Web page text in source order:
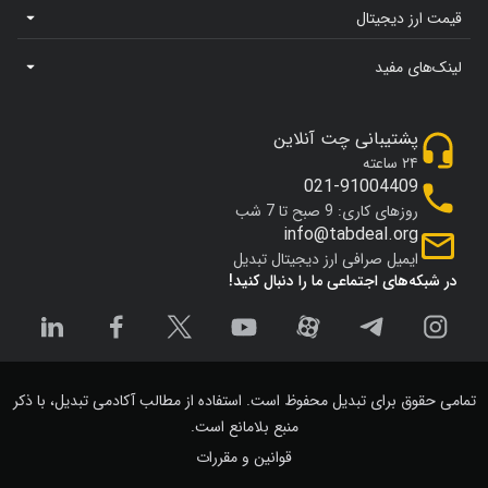
قیمت ارز دیجیتال
لینک‌های مفید
در شبکه‌های اجتماعی ما را دنبال کنید!
پشتیبانی چت آنلاین
۲۴ ساعته
021-91004409
روزهای کاری: 9 صبح تا 7 شب
info@tabdeal.org
ایمیل صرافی ارز دیجیتال تبدیل
تمامی حقوق برای تبدیل محفوظ است. استفاده از مطالب آکادمی تبدیل، با ذکر
منبع بلامانع است.
قوانین و مقررات